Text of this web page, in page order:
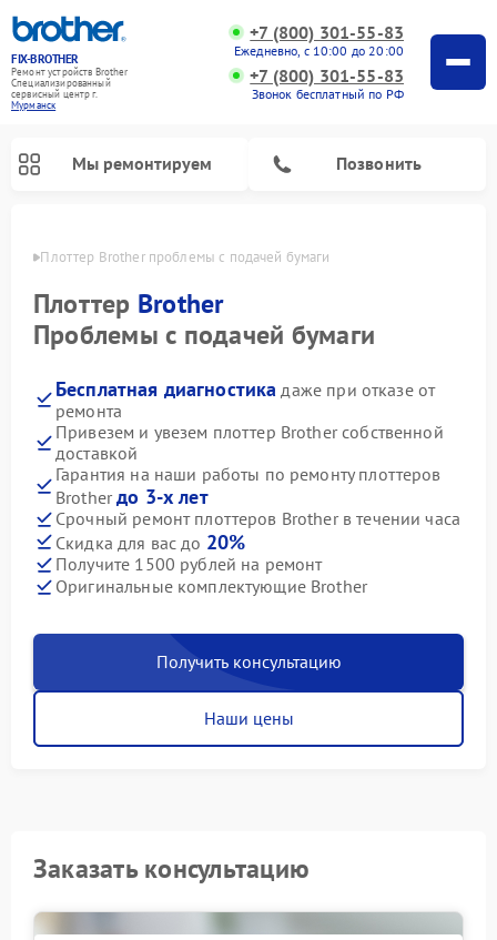
FIX-BROTHER
Ремонт устройств Brother
Специализированный
cервисный центр г.
Мурманск
+7 (800) 301-55-83
Ежедневно, с 10:00 до 20:00
+7 (800) 301-55-83
Звонок бесплатный по РФ
Мы ремонтируем Позвонить
Плоттер Brother проблемы с подачей бумаги
Плоттер Brother
Проблемы с подачей бумаги
Бесплатная диагностика даже при отказе от
ремонта
Привезем и увезем плоттер Brother собственной
доставкой
Гарантия на наши работы по ремонту плоттеров
Brotherдо 3-х лет
Срочный ремонт плоттеров Brother в течении часа
Скидка для вас до 20%
Получите 1500 рублей на ремонт
Оригинальные комплектующие Brother
Получить консультацию
Наши цены
Заказать консультацию